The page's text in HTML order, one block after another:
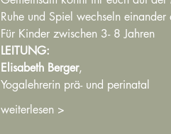
Ruhe und Spiel wechseln einander
Für Kinder zwischen 3- 8 Jahren
LEITUNG:
Elisabeth Berger,
Yogalehrerin prä- und perinatal
weiterlesen >